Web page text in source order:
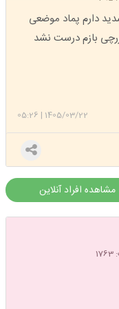
دارم پماد موضعی
بازم درست نشد
1405/03/22
|
05:26
مشاهده افراد آنلاین